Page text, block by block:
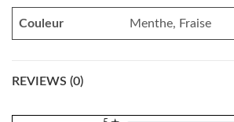
Couleur Menthe, Fraise
REVIEWS (0)